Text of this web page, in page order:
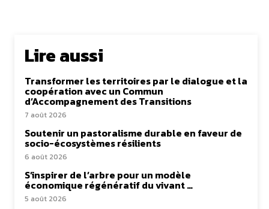
Lire aussi
Transformer les territoires par le dialogue et la
coopération avec un Commun
d’Accompagnement des Transitions
7 août 2026
Soutenir un pastoralisme durable en faveur de
socio-écosystèmes résilients
6 août 2026
S’inspirer de l’arbre pour un modèle
économique régénératif du vivant …
5 août 2026